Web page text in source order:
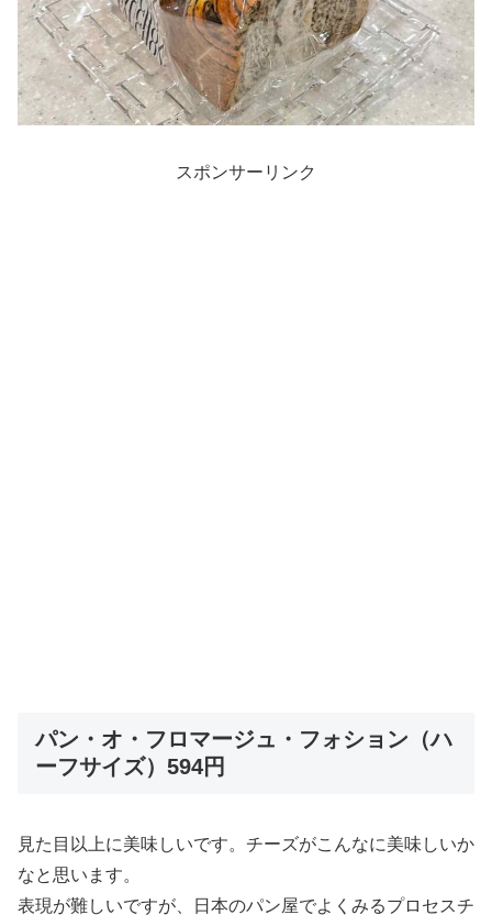
スポンサーリンク
パン・オ・フロマージュ・フォション（ハ
ーフサイズ）594円
見た目以上に美味しいです。チーズがこんなに美味しいか
なと思います。
表現が難しいですが、日本のパン屋でよくみるプロセスチ